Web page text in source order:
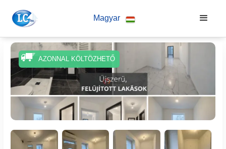
Magyar
AZONNAL KÖLTÖZHETŐ